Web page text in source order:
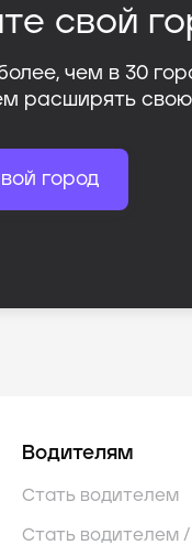
свой
чем в 30
расширять
город
Водителям
Стать водителем
Стать водителем /